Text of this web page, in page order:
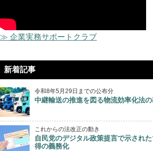
≫ 企業実務サポートクラブ
新着記事
令和8年5月29日までの公布分
中継輸送の推進を図る物流効率化法
これからの法改正の動き
自民党のデジタル政策提言で示され
得の義務化